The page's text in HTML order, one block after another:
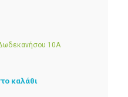
10Α
καλάθι